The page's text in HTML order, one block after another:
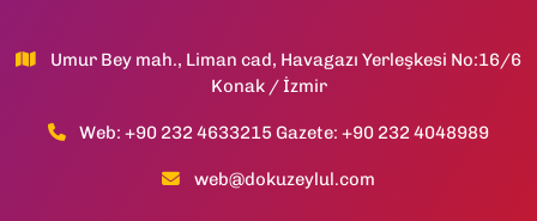
Umur Bey mah., Liman cad, Havagazı Yerleşkesi No:16/6
Konak / İzmir
Web: +90 232 4633215 Gazete: +90 232 4048989
web@dokuzeylul.com